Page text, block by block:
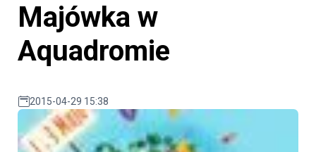
Majówka w
Aquadromie
2015-04-29 15:38